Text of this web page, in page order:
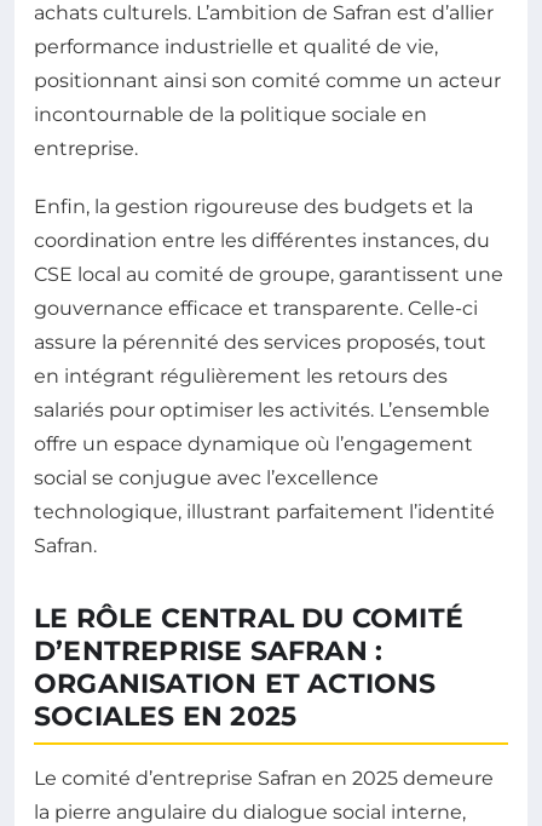
achats culturels. L’ambition de Safran est d’allier
performance industrielle et qualité de vie,
positionnant ainsi son comité comme un acteur
incontournable de la politique sociale en
entreprise.
Enfin, la gestion rigoureuse des budgets et la
coordination entre les différentes instances, du
CSE local au comité de groupe, garantissent une
gouvernance efficace et transparente. Celle-ci
assure la pérennité des services proposés, tout
en intégrant régulièrement les retours des
salariés pour optimiser les activités. L’ensemble
offre un espace dynamique où l’engagement
social se conjugue avec l’excellence
technologique, illustrant parfaitement l’identité
Safran.
LE RÔLE CENTRAL DU COMITÉ
D’ENTREPRISE SAFRAN :
ORGANISATION ET ACTIONS
SOCIALES EN 2025
Le comité d’entreprise Safran en 2025 demeure
la pierre angulaire du dialogue social interne,